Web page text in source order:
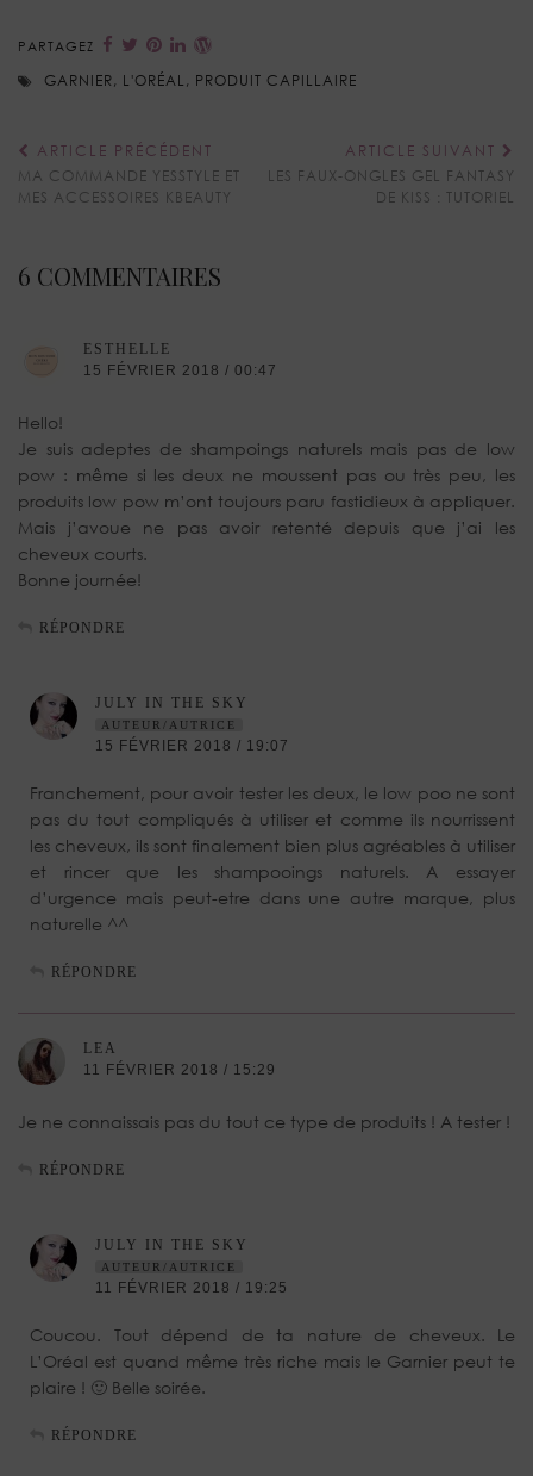
PARTAGEZ
GARNIER, L'ORÉAL , PRODUIT CAPILLAIRE
ARTICLE PRÉCÉDENT
MA COMMANDE YESSTYLE ET
MES ACCESSOIRES KBEAUTY
ARTICLE SUIVANT
LES FAUX-ONGLES GEL FANTASY
DE KISS : TUTORIEL
6 COMMENTAIRES
ESTHELLE
15 FÉVRIER 2018 / 00:47
Hello!
Je suis adeptes de shampoings naturels mais pas de low
pow : même si les deux ne moussent pas ou très peu, les
produits low pow m’ont toujours paru fastidieux à appliquer.
Mais j’avoue ne pas avoir retenté depuis que j’ai les
cheveux courts.
Bonne journée!
RÉPONDRE
JULY IN THE SKY
AUTEUR/AUTRICE
15 FÉVRIER 2018 / 19:07
Franchement, pour avoir tester les deux, le low poo ne sont
pas du tout compliqués à utiliser et comme ils nourrissent
les cheveux, ils sont finalement bien plus agréables à utiliser
et rincer que les shampooings naturels. A essayer
d’urgence mais peut-etre dans une autre marque, plus
naturelle ^^
RÉPONDRE
LEA
11 FÉVRIER 2018 / 15:29
Je ne connaissais pas du tout ce type de produits ! A tester !
RÉPONDRE
JULY IN THE SKY
AUTEUR/AUTRICE
11 FÉVRIER 2018 / 19:25
Coucou. Tout dépend de ta nature de cheveux. Le
L’Oréal est quand même très riche mais le Garnier peut te
plaire ! 🙂 Belle soirée.
RÉPONDRE